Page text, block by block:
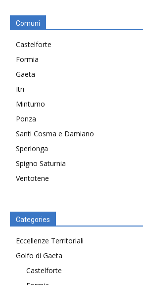
Comuni
Castelforte
Formia
Gaeta
Itri
Minturno
Ponza
Santi Cosma e Damiano
Sperlonga
Spigno Saturnia
Ventotene
Categories
Eccellenze Territoriali
Golfo di Gaeta
Castelforte